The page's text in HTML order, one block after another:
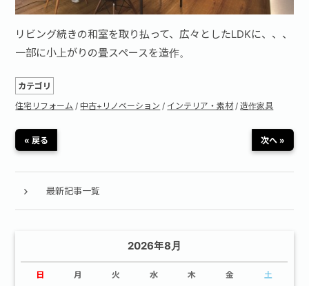
リビング続きの和室を取り払って、広々としたLDKに、、、
一部に小上がりの畳スペースを造作。
カテゴリ
住宅リフォーム / 中古+リノベーション / インテリア・素材/造作家具
« 戻る 次へ »
最新記事一覧
2026年8月
日 月 火 水 木 金 土